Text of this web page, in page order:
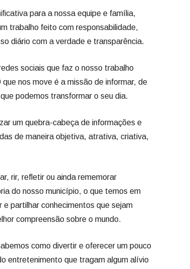
para a nossa equipe e família,
trabalho feito com responsabilidade,
diário com a verdade e transparência.
sociais que faz o nosso trabalho
nos move é a missão de informar, de
podemos transformar o seu dia.
um quebra-cabeça de informações e
de maneira objetiva, atrativa, criativa,
rir, refletir ou ainda rememorar
do nosso município, o que temos em
partilhar conhecimentos que sejam
compreensão sobre o mundo.
como divertir e oferecer um pouco
entretenimento que tragam algum alívio